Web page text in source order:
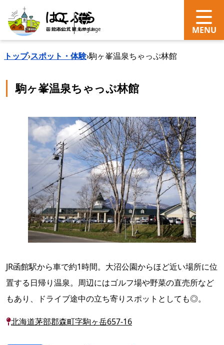
search Language
トップ›スポット・体験›駒ヶ峯温泉ちゃっぷ林館
駒ヶ峯温泉ちゃっぷ林館
JR函館駅から車で約1時間。大沼公園からほど近い場所に位
置する日帰り温泉。周辺にはゴルフ場や野菜の直売所など
もあり、ドライブ途中の立ち寄りスポットとしても◎。
北海道茅部郡森町字駒ヶ岳657-16